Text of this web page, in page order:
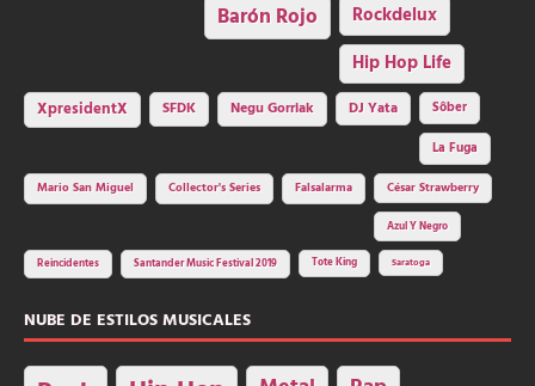
Barón Rojo Rockdelux
Hip Hop Life
XpresidentX SFDK Negu Gorriak DJ Yata
Sôber
La Fuga
Mario San Miguel
Collector's Series Falsalarma César Strawberry
Azul Y Negro
Reincidentes Santander Music Festival 2019 Tote King Saratoga
NUBE DE ESTILOS MUSICALES